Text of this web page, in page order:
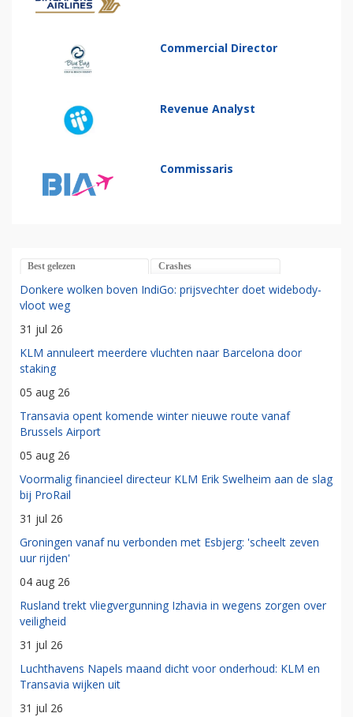
Commercial Director
Revenue Analyst
Commissaris
Best gelezen Crashes
Donkere wolken boven IndiGo: prijsvechter doet widebody-
vloot weg
31 jul 26
KLM annuleert meerdere vluchten naar Barcelona door
staking
05 aug 26
Transavia opent komende winter nieuwe route vanaf
Brussels Airport
05 aug 26
Voormalig financieel directeur KLM Erik Swelheim aan de slag
bij ProRail
31 jul 26
Groningen vanaf nu verbonden met Esbjerg: 'scheelt zeven
uur rijden'
04 aug 26
Rusland trekt vliegvergunning Izhavia in wegens zorgen over
veiligheid
31 jul 26
Luchthavens Napels maand dicht voor onderhoud: KLM en
Transavia wijken uit
31 jul 26